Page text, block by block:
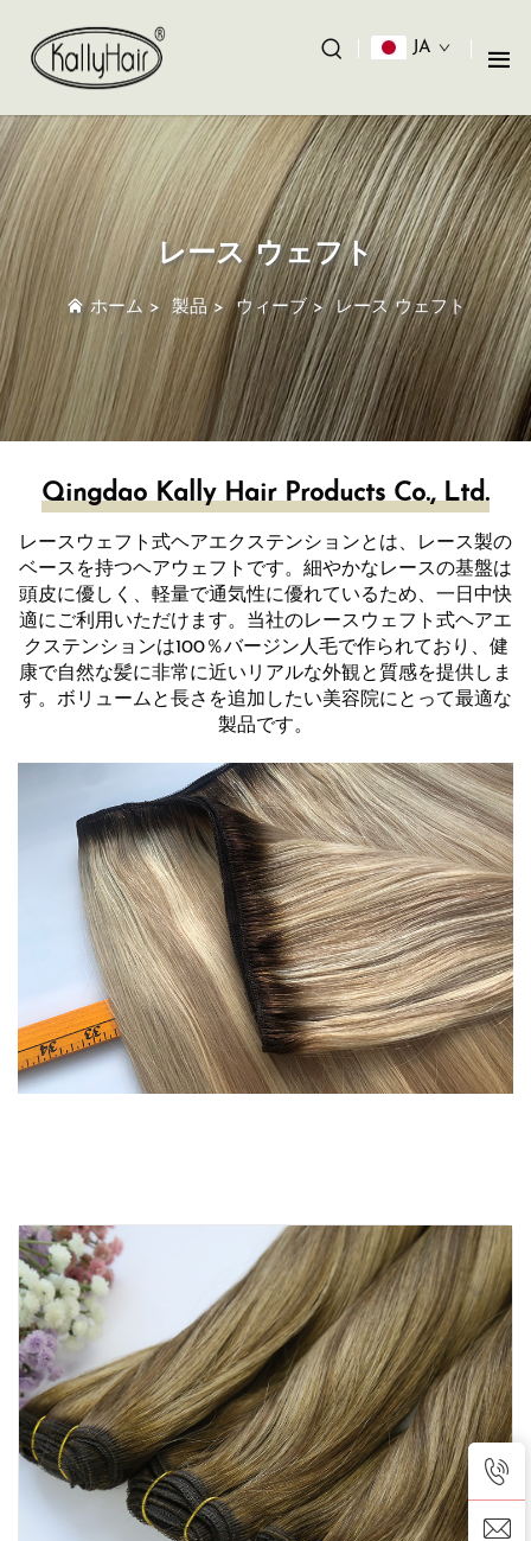
JA
レース ウェフト
ホーム > 製品>ウィーブ>レース ウェフト
Qingdao Kally Hair Products Co., Ltd.
レースウェフト式ヘアエクステンションとは、レース製の
ベースを持つヘアウェフトです。細やかなレースの基盤は
頭皮に優しく、軽量で通気性に優れているため、一日中快
適にご利用いただけます。当社のレースウェフト式ヘアエ
クステンションは100％バージン人毛で作られており、健
康で自然な髪に非常に近いリアルな外観と質感を提供しま
す。ボリュームと長さを追加したい美容院にとって最適な
製品です。